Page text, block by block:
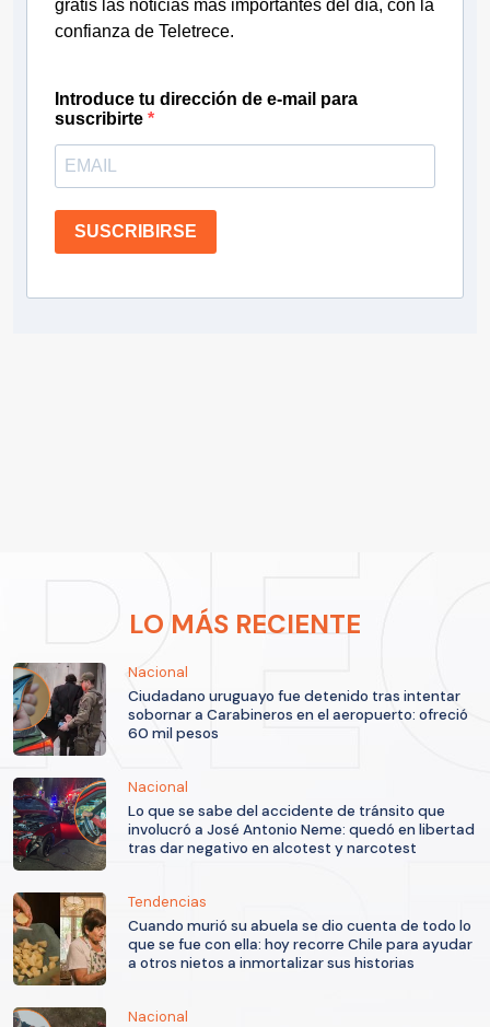
gratis las noticias más importantes del día, con la
confianza de Teletrece.
Introduce tu dirección de e-mail para
suscribirte
SUSCRIBIRSE
LO MÁS RECIENTE
Nacional
Ciudadano uruguayo fue detenido tras intentar
sobornar a Carabineros en el aeropuerto: ofreció
60 mil pesos
Nacional
Lo que se sabe del accidente de tránsito que
involucró a José Antonio Neme: quedó en libertad
tras dar negativo en alcotest y narcotest
Tendencias
Cuando murió su abuela se dio cuenta de todo lo
que se fue con ella: hoy recorre Chile para ayudar
a otros nietos a inmortalizar sus historias
Nacional